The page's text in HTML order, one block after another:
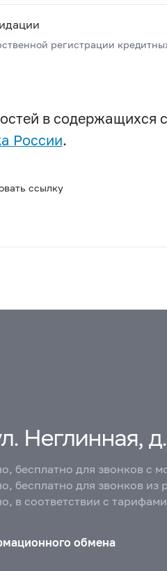
регистрации
в
России.
ссылку
Неглинная,
бесплатно для звонков с
бесплатно для звонков из
в соответствии с
обмена